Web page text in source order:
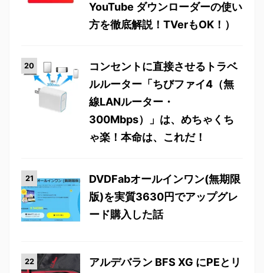
YouTube ダウンローダーの使い
方を徹底解説！TVerもOK！）
コンセントに直接させるトラベ
ルルーター「ちびファイ4（無
線LANルーター・
300Mbps）」は、めちゃくち
ゃ楽！本命は、これだ！
DVDFabオールインワン(無期限
版)を実質3630円でアップグレ
ード購入した話
アルデバラン BFS XG にPEとリ